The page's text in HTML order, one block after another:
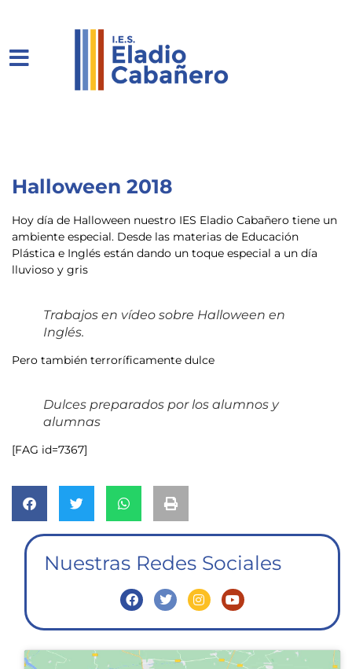
Halloween 2018
Hoy día de Halloween nuestro IES Eladio Cabañero tiene un
ambiente especial. Desde las materias de Educación
Plástica e Inglés están dando un toque especial a un día
lluvioso y gris
Trabajos en vídeo sobre Halloween en
Inglés.
Pero también terroríficamente dulce
Dulces preparados por los alumnos y
alumnas
[FAG id=7367]
Nuestras Redes Sociales